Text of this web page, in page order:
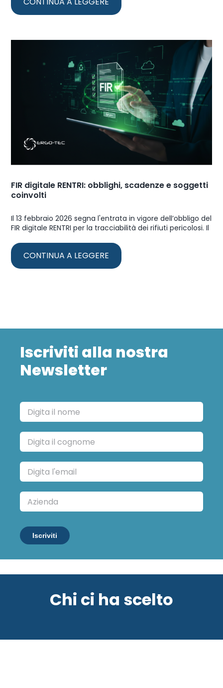
FIR digitale RENTRI: obblighi, scadenze e soggetti
coinvolti
Il 13 febbraio 2026 segna l'entrata in vigore dell’obbligo del
FIR digitale RENTRI per la tracciabilità dei rifiuti pericolosi. Il
CONTINUA A LEGGERE
Iscriviti alla nostra
Newsletter
Iscriviti
Chi ci ha scelto